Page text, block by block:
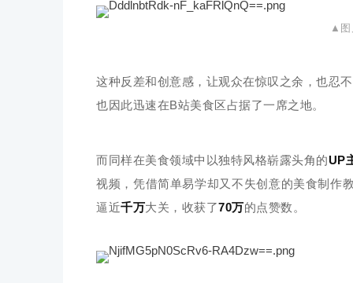
▲图
这种反差和创意感，让观众在惊叹之余，也忍
也因此迅速在B站美食区占据了一席之地。
而同样在美食领域中以独特风格崭露头角的UP
视频，凭借简单易学却又不失创意的美食制作
逼近千万大关，收获了70万的点赞数。